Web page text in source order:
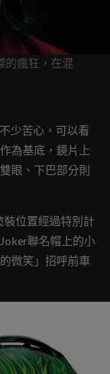
的瘋狂，在混
少苦心，可以看
為基底，鏡片上
眼、下巴部分則
裝位置經過特別計
聯名帽上的小
微笑」招呼前車